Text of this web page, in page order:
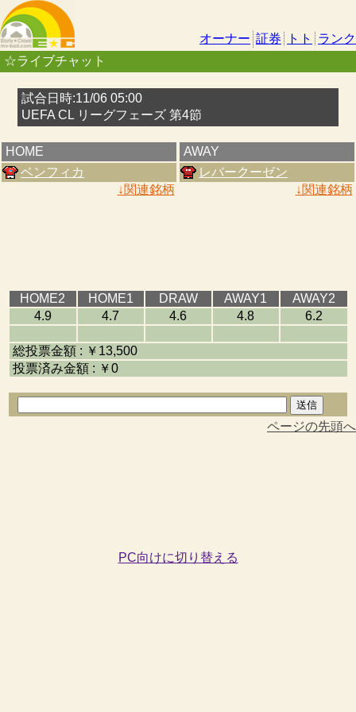
オーナー 証券 トト
ランク
☆ライブチャット
試合日時:11/06 05:00
UEFA CL リーグフェーズ 第4節
HOME
ベンフィカ
↓関連銘柄
AWAY
レバークーゼン
↓関連銘柄
HOME2 HOME1 DRAW AWAY1
AWAY2
4.9
4.7 4.6 4.8 6.2
総投票金額 : ￥13,500
投票済み金額 : ￥0
ページの先頭へ
PC向けに切り替える